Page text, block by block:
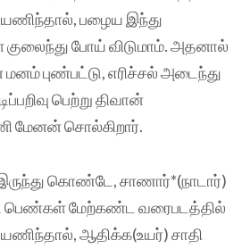
பழைய இந்து
போய் விடுமாம். அதனால்
புண்பட்டு, எரிச்சல் அடைந்து
பெற்று திவான்
மேனன் சொல்கிறார்.
கொண்டே, சாணார்*(நாடார்)
பெண்கள் மேற்கண்ட வரைபடத்தில்
ஆதிக்க(உயர்) சாதி